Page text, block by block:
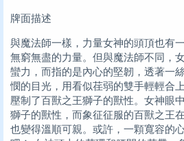
牌面描述
與魔法師一樣，力量女神的頭頂也有
無窮無盡的力量。但與魔法師不同，
蠻力，而指的是內心的堅韌，透著一
憫的目光，用看似荏弱的雙手輕輕合
壓制了百獸之王獅子的獸性。女神眼
獅子的獸性，而象征征服的百獸之王
也變得溫順可親。或許，一顆寬容的